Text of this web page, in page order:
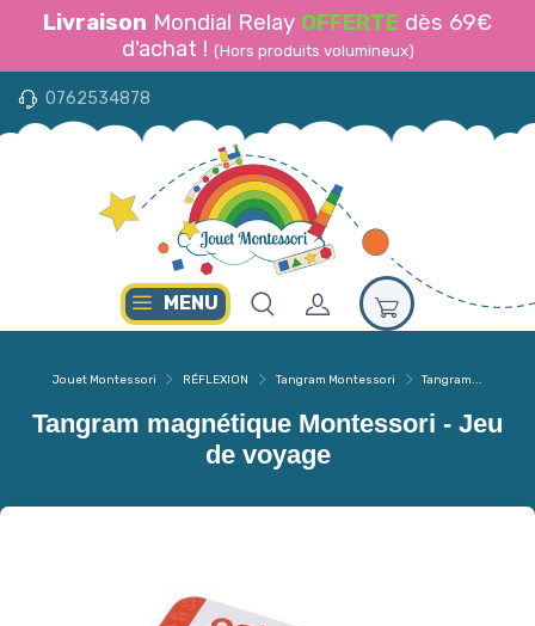
Livraison Mondial Relay OFFERTE dès 69€
d'achat ! (Hors produits volumineux)
0762534878
MENU
Jouet Montessori RÉFLEXION Tangram Montessori Tangram...
Tangram magnétique Montessori - Jeu
de voyage